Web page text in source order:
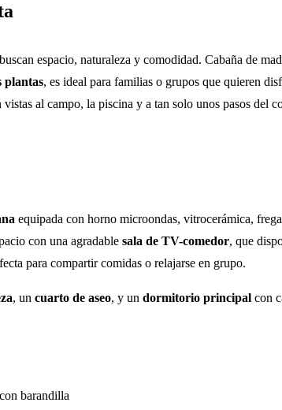
espacio, naturaleza y comodidad. Cabaña de
plantas, es ideal para familias o grupos que quieren
vistas al campo, la piscina y a tan solo unos pasos del
equipada con horno microondas, vitrocerámica,
con una agradable sala de TV-comedor, que
para compartir comidas o relajarse en grupo.
, un cuarto de aseo, y un dormitorio principal con
barandilla